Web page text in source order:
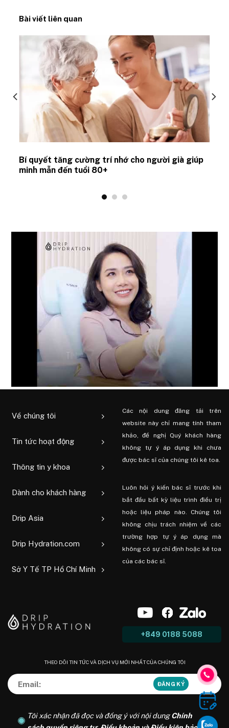
Bài viết liên quan
Bí quyết tăng cường trí nhớ cho người già giúp
minh mẫn đến tuổi 80+
Về chúng tôi
Tin tức hoạt động
Thông tin y khoa
Dành cho khách hàng
Drip Asia
Drip Hydration.com
Sở Y Tế TP Hồ Chí Minh
Các nội dung đăng tải trên
website này chỉ mang tính tham
khảo, đề nghị Quý khách hàng
không tự ý áp dụng khi chưa
được bác sĩ của chúng tôi kê toa.
Luôn hỏi ý kiến ​​bác sĩ trước khi
bắt đầu bất kỳ liệu trình điều trị
hoặc liệu pháp nào. Chúng tôi
không chịu trách nhiệm về các
trường hợp tự ý áp dụng mà
không có sự chỉ định hoặc kê toa
của các bác sĩ.
+849 0188 5088
THEO DÕI TIN TỨC VÀ DỊCH VỤ MỚI NHẤT CỦA CHÚNG TÔI
Tôi xác nhận đã đọc và đồng ý với nội dungChính